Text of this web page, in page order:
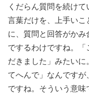
くだらん質問を続け
言葉だけを、上手い
に、質問と回答がか
でするわけですね。
だきました」みたい
てへんで」なんです
ですね。そういう意味